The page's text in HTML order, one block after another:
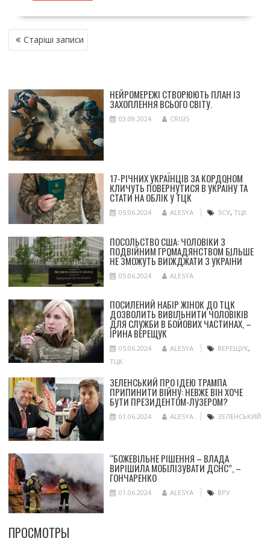
НАВІГАЦІЯ
ЗА Старіші записи
НЕЙРОМЕРЕЖІ СТВОРЮЮТЬ ПЛАН ІЗ
ЗАХОПЛЕННЯ ВСЬОГО СВІТУ.
03.09.2024 CRISIS
17-РІЧНИХ УКРАЇНЦІВ ЗА КОРДОНОМ
КЛИЧУТЬ ПОВЕРНУТИСЯ В УКРАЇНУ ТА
СТАТИ НА ОБЛІК У ТЦК
05.06.2024 ALESYA ЗСУ, ТЦК
ПОСОЛЬСТВО США: ЧОЛОВІКИ З
ПОДВІЙНИМ ГРОМАДЯНСТВОМ БІЛЬШЕ
НЕ ЗМОЖУТЬ ВИЇЖДЖАТИ З УКРАЇНИ
05.06.2024 ALESYA
ПОСИЛЕНИЙ НАБІР ЖІНОК ДО ТЦК
ДОЗВОЛИТЬ ВИВІЛЬНИТИ ЧОЛОВІКІВ
ДЛЯ СЛУЖБИ В БОЙОВИХ ЧАСТИНАХ, –
ІРИНА ВЕРЕЩУК
05.06.2024 ALESYA ВЕРЕЩУК,
ТЦК
ЗЕЛЕНСЬКИЙ ПРО ІДЕЮ ТРАМПА
ПРИПИНИТИ ВІЙНУ: НЕВЖЕ ВІН ХОЧЕ
БУТИ ПРЕЗИДЕНТОМ-ЛУЗЕРОМ?
01.06.2024 ALESYA ЗЕЛЕНСЬКИЙ
“БОЖЕВІЛЬНЕ РІШЕННЯ – ВЛАДА
ВИРІШИЛА МОБІЛІЗУВАТИ ДСНС”, –
ГОНЧАРЕНКО
01.06.2024 ALESYA ВРУ
ПРОСМОТРЫ